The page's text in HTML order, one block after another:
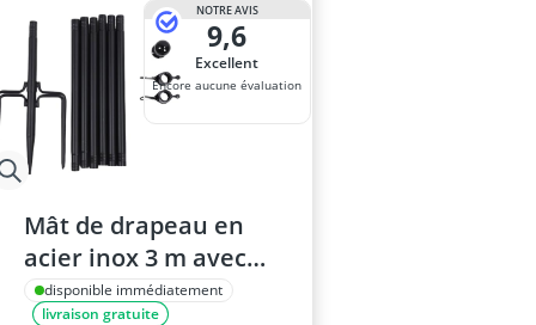
NOTRE AVIS
9,6
Excellent
Encore aucune évaluation
Mât de drapeau en
acier inox 3 m avec
base à 5 griffes
disponible immédiatement
livraison gratuite